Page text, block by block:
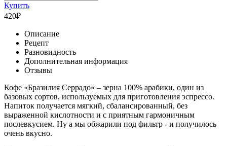
Купить
420₽
Описание
Рецепт
Разновидность
Дополнительная информация
Отзывы
Кофе «Бразилия Серрадо» – зерна 100% арабики, один из
базовых сортов, используемых для приготовления эспрессо.
Напиток получается мягкий, сбалансированный, без
выраженной кислотности и с приятным гармоничным
послевкусием. Ну а мы обжарили под фильтр - и получилось
очень вкусно.